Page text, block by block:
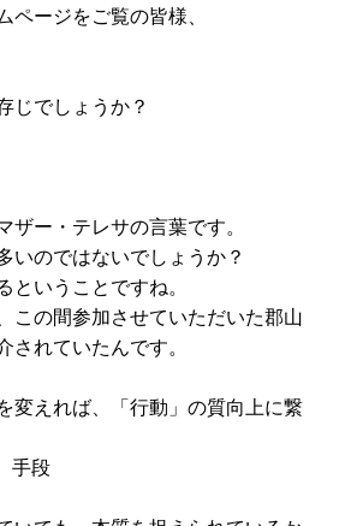
ページをご覧の皆様、
じでしょうか？
ザー・テレサの言葉です。
いのではないでしょうか？
ということですね。
この間参加させていただいた郡山
されていたんです。
変えれば、「行動」の質向上に繋
段